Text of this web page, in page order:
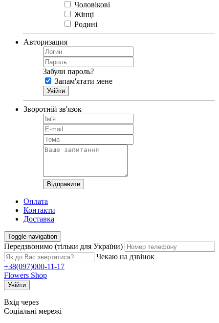
Чоловікові
Жінці
Родині
Авторизация
Забули пароль?
Запам'ятати мене
Зворотній зв'язок
Оплата
Контакти
Доставка
Toggle navigation
Передзвонимо (тільки для України)
Чекаю на дзвінок
+38(097)000-11-17
Flowers Shop
Вхід через
Соціальні мережі